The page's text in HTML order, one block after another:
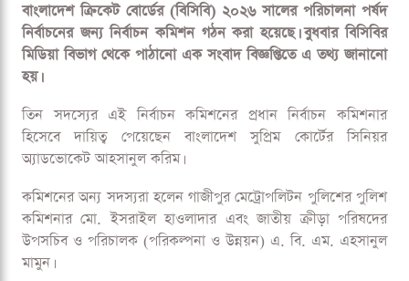
বাংলাদেশ ক্রিকেট বোর্ডের (বিসিবি) ২০২৬ সালের পরিচালনা পর্ষদ
নির্বাচনের জন্য নির্বাচন কমিশন গঠন করা হয়েছে। বুধবার বিসিবির
মিডিয়া বিভাগ থেকে পাঠানো এক সংবাদ বিজ্ঞপ্তিতে এ তথ্য জানানো
হয়।
তিন সদস্যের এই নির্বাচন কমিশনের প্রধান নির্বাচন কমিশনার
হিসেবে দায়িত্ব পেয়েছেন বাংলাদেশ সুপ্রিম কোর্টের সিনিয়র
অ্যাডভোকেট আহসানুল করিম।
কমিশনের অন্য সদস্যরা হলেন গাজীপুর মেট্রোপলিটন পুলিশের পুলিশ
কমিশনার মো. ইসরাইল হাওলাদার এবং জাতীয় ক্রীড়া পরিষদের
উপসচিব ও পরিচালক (পরিকল্পনা ও উন্নয়ন) এ. বি. এম. এহসানুল
মামুন।